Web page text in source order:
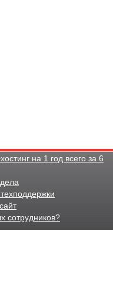
на 1 год всего за 6
сотрудников?